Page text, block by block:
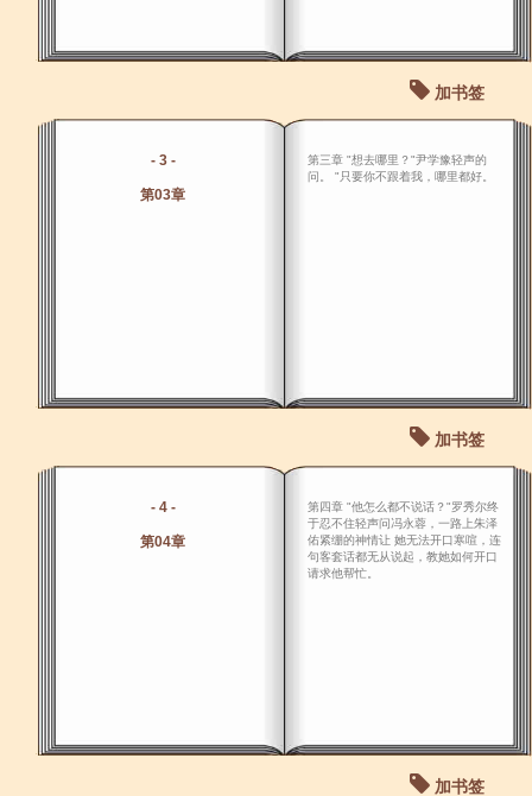
加书签
- 3 -
第03章
第三章 "想去哪里？"尹学豫轻声的
问。 "只要你不跟着我，哪里都好。
加书签
- 4 -
第04章
第四章 "他怎么都不说话？"罗秀尔终
于忍不住轻声问冯永蓉，一路上朱泽
佑紧绷的神情让 她无法开口寒喧，连
句客套话都无从说起，教她如何开口
请求他帮忙。
加书签